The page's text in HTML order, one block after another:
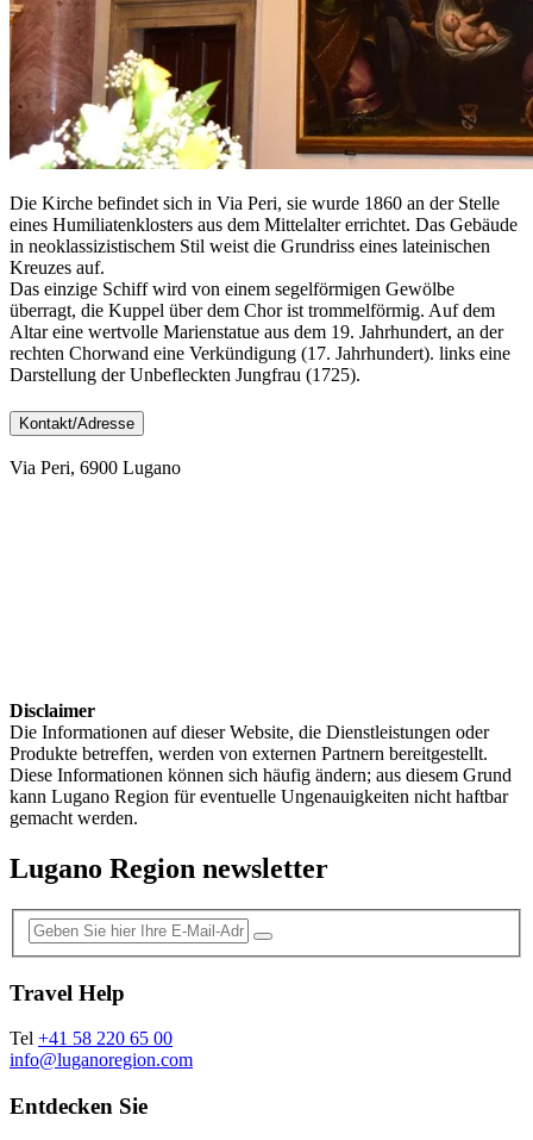
Die Kirche befindet sich in Via Peri, sie wurde 1860 an der Stelle
eines Humiliatenklosters aus dem Mittelalter errichtet. Das Gebäude
in neoklassizistischem Stil weist die Grundriss eines lateinischen
Kreuzes auf.
Das einzige Schiff wird von einem segelförmigen Gewölbe
überragt, die Kuppel über dem Chor ist trommelförmig. Auf dem
Altar eine wertvolle Marienstatue aus dem 19. Jahrhundert, an der
rechten Chorwand eine Verkündigung (17. Jahrhundert). links eine
Darstellung der Unbefleckten Jungfrau (1725).
Kontakt/Adresse
Via Peri, 6900 Lugano
Disclaimer
Die Informationen auf dieser Website, die Dienstleistungen oder
Produkte betreffen, werden von externen Partnern bereitgestellt.
Diese Informationen können sich häufig ändern; aus diesem Grund
kann Lugano Region für eventuelle Ungenauigkeiten nicht haftbar
gemacht werden.
Lugano Region newsletter
Travel Help
Tel +41 58 220 65 00
info@luganoregion.com
Entdecken Sie